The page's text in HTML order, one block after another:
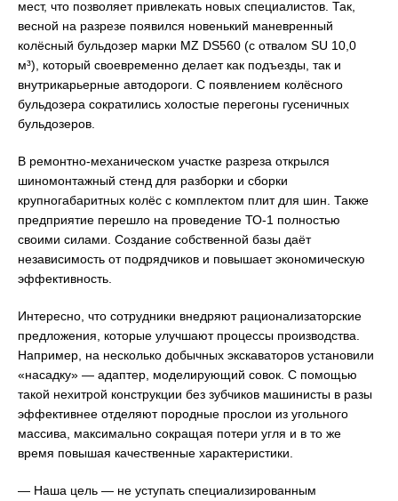
мест, что позволяет привлекать новых специалистов. Так,
весной на разрезе появился новенький маневренный
колёсный бульдозер марки MZ DS560 (с отвалом SU 10,0
м³), который своевременно делает как подъезды, так и
внутрикарьерные автодороги. С появлением колёсного
бульдозера сократились холостые перегоны гусеничных
бульдозеров.
В ремонтно-механическом участке разреза открылся
шиномонтажный стенд для разборки и сборки
крупногабаритных колёс с комплектом плит для шин. Также
предприятие перешло на проведение ТО-1 полностью
своими силами. Создание собственной базы даёт
независимость от подрядчиков и повышает экономическую
эффективность.
Интересно, что сотрудники внедряют рационализаторские
предложения, которые улучшают процессы производства.
Например, на несколько добычных экскаваторов установили
«насадку» — адаптер, моделирующий совок. С помощью
такой нехитрой конструкции без зубчиков машинисты в разы
эффективнее отделяют породные прослои из угольного
массива, максимально сокращая потери угля и в то же
время повышая качественные характеристики.
— Наша цель — не уступать специализированным